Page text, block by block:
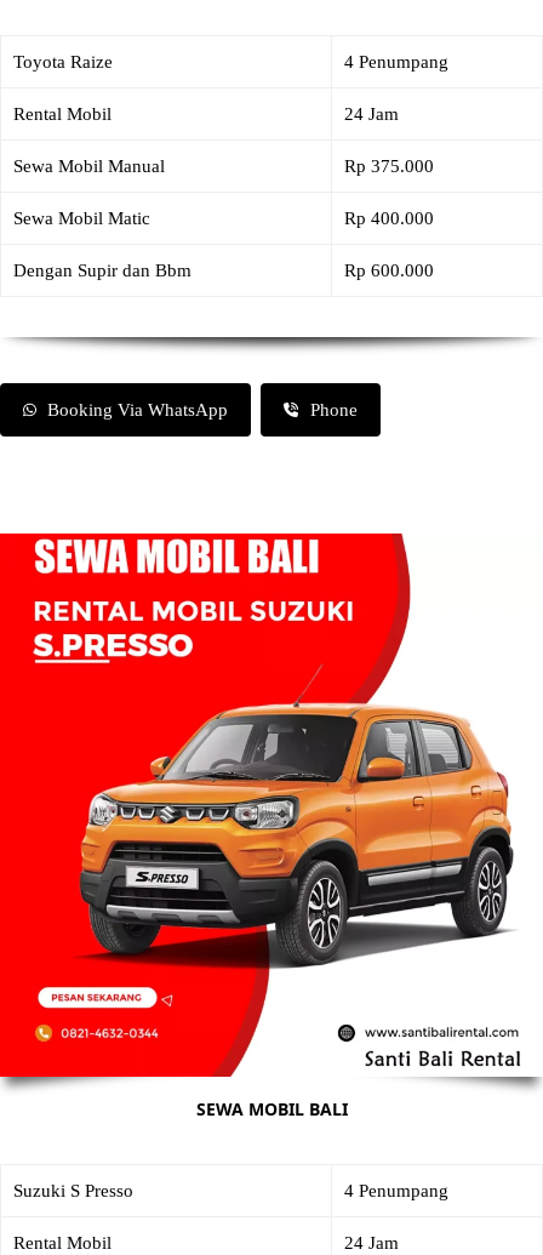
Toyota Raize 4 Penumpang
Rental Mobil 24 Jam
Sewa Mobil Manual Rp 375.000
Sewa Mobil Matic Rp 400.000
Dengan Supir dan Bbm Rp 600.000
Booking Via WhatsApp Phone
SEWA MOBIL BALI
Suzuki S Presso 4 Penumpang
Rental Mobil 24 Jam